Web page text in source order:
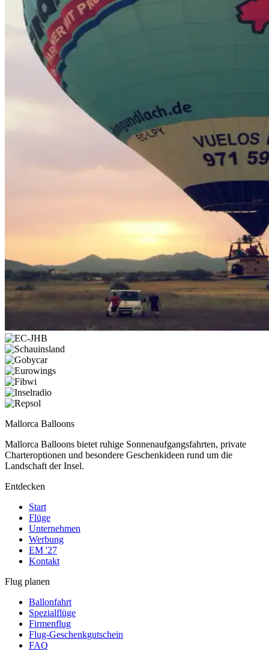
Mallorca Balloons
Mallorca Balloons bietet ruhige Sonnenaufgangsfahrten, private
Charteroptionen und besondere Geschenkideen rund um die
Landschaft der Insel.
Entdecken
Start
Flüge
Unternehmen
Werbung
EM '27
Kontakt
Flug planen
Ballonfahrt
Spezialflüge
Firmenflug
Flug-Geschenkgutschein
FAQ